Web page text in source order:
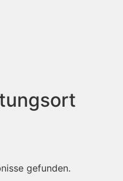
gefunden.